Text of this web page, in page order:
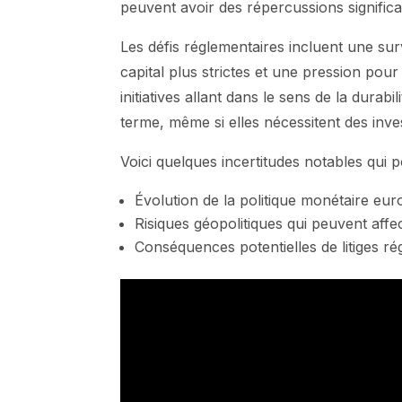
peuvent avoir des répercussions
Les défis réglementaires incluent une
capital plus strictes et une pression
initiatives allant dans le sens de la
terme, même si elles nécessitent des
Voici quelques incertitudes notables qui
Évolution de la politique monétaire
Risiques géopolitiques qui peuvent
Conséquences potentielles de litiges